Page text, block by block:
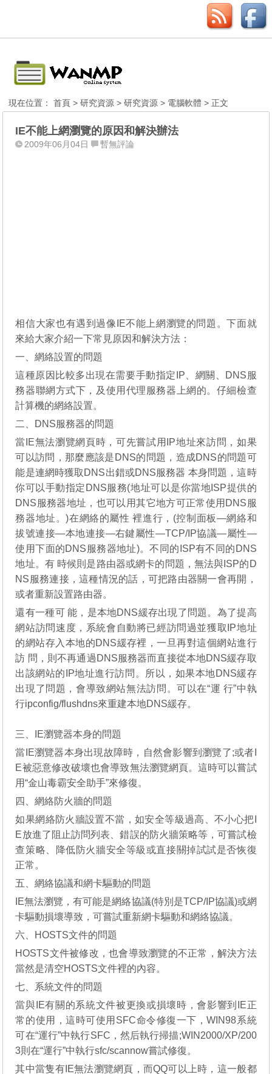
現在位置：首頁 >研究資源 >研究資源 > 電腦軟體 > 正文
IE不能上網瀏覽的原因和解決辦法
2009年06月04日 暫無評論
相信大家也有遇到過像IE不能上網瀏覽的問題。下面就
來給大家介紹一下常見原因和解決方法：
一、網絡設置的問題
這種原因比較多出現在需要手動指定IP、網關、DNS服
務器聯網方式下，及使用代理服務器上網的。仔細檢查
計算機的網絡設置。
二、DNS服務器的問題
當IE無法瀏覽網頁時，可先嘗試用IP地址來訪問，如果
可以訪問，那麼應該是DNS的問題，造成DNS的問題可
能是連網時獲取DNS出錯或DNS服務器 本身問題，這時
你可以手動指定DNS服務(地址可以是你當地ISP提供的
DNS服務器地址，也可以用其它地方可正常使用DNS服
務器地址。)在網絡的屬性 裡進行，(控制面板—網絡和
拔號連接—本地連接—右鍵屬性—TCP/IP協議—屬性—
使用下面的DNS服務器地址)。不同的ISP有不同的DNS
地址。有 時候則是路由器或網卡的問題，無法與ISP的D
NS服務連接，這種情況的話，可把路由器關一會再開，
或者重新設置路由器。
還有一種可 能，是本地DNS緩存出現了問題。為了提高
網站訪問速度，系統會自動將已經訪問過並獲取IP地址
的網站存入本地的DNS緩存裡，一旦再對這個網站進行
訪 問，則不再通過DNS服務器而直接從本地DNS緩存取
出該網站的IP地址進行訪問。所以，如果本地DNS緩存
出現了問題，會導致網站無法訪問。可以在“運 行”中執
行ipconfig/flushdns來重建本地DNS緩存。
三、IE瀏覽器本身的問題
當IE瀏覽器本身出現故障時，自然會影響到瀏覽了;或者I
E被惡意修改破壞也會導致無法瀏覽網頁。這時可以嘗試
用“金山毒霸安全助手”來修復。
四、網絡防火牆的問題
如果網絡防火牆設置不當，如安全等級過高、不小心把I
E放進了阻止訪問列表、錯誤的防火牆策略等，可嘗試檢
查策略、降低防火牆安全等級或直接關掉試試是否恢復
正常。
五、網絡協議和網卡驅動的問題
IE無法瀏覽，有可能是網絡協議(特別是TCP/IP協議)或網
卡驅動損壞導致，可嘗試重新網卡驅動和網絡協議。
六、HOSTS文件的問題
HOSTS文件被修改，也會導致瀏覽的不正常，解決方法
當然是清空HOSTS文件裡的內容。
七、系統文件的問題
當與IE有關的系統文件被更換或損壞時，會影響到IE正
常的使用，這時可使用SFC命令修復一下，WIN98系統
可在“運行”中執行SFC，然后執行掃描;WIN2000/XP/200
3則在“運行”中執行sfc/scannow嘗試修復。
其中當隻有IE無法瀏覽網頁，而QQ可以上時，這一般都